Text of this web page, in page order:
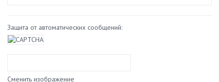
Защита от автоматических сообщений:
Сменить изображение